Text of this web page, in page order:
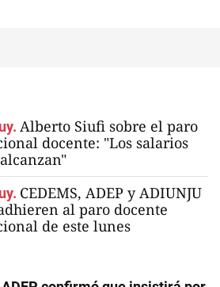
Alberto Siufi sobre el paro
docente: "Los salarios
CEDEMS, ADEP y ADIUNJU
al paro docente
de este lunes